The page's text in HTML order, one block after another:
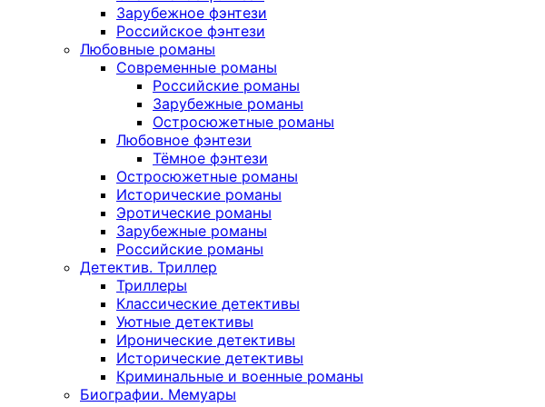
Зарубежное фэнтези
Российское фэнтези
Любовные романы
Современные романы
Российские романы
Зарубежные романы
Остросюжетные романы
Любовное фэнтези
Тёмное фэнтези
Остросюжетные романы
Исторические романы
Эротические романы
Зарубежные романы
Российские романы
Детектив. Триллер
Триллеры
Классические детективы
Уютные детективы
Иронические детективы
Исторические детективы
Криминальные и военные романы
Биографии. Мемуары